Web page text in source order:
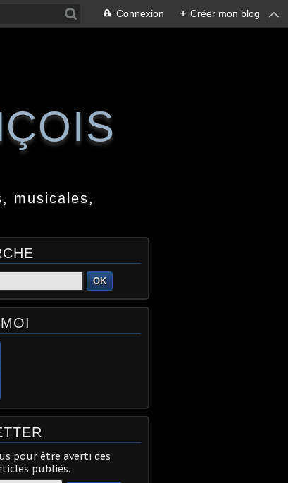
Connexion + Créer mon blog
musicales,
OK
pour être averti des
publiés.